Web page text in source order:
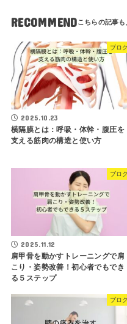
RECOMMEND
ブロ
2025.10.23
横隔膜とは：呼吸・体幹・腹圧を
支える筋肉の構造と使い方
ブロ
2025.11.12
肩甲骨を動かすトレーニングで肩
こり・姿勢改善！初心者でもでき
る５ステップ
ブロ